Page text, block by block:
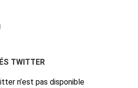
TWITTER
n’est pas disponible